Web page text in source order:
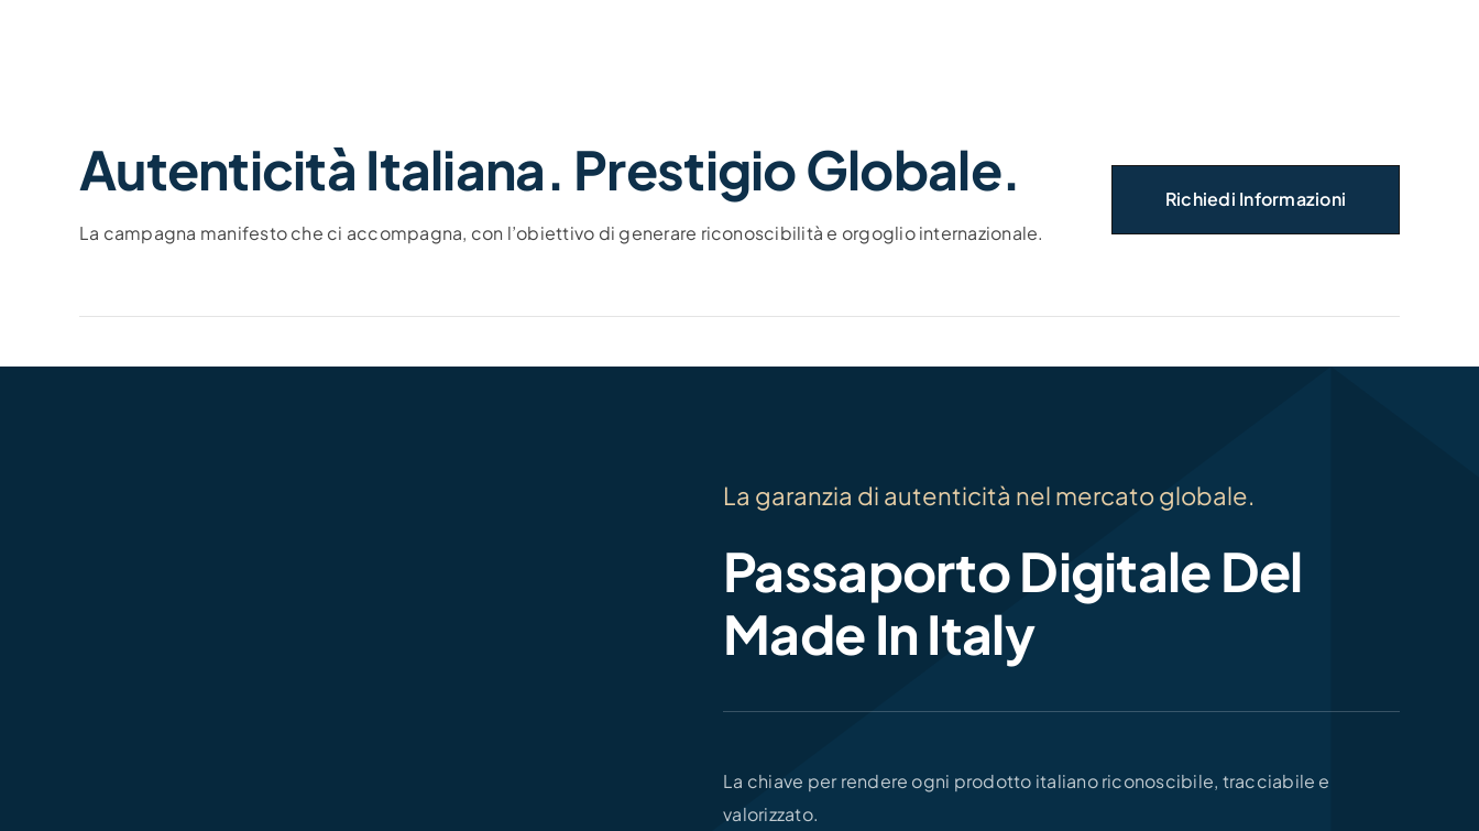
Autenticità Italiana. Prestigio Globale.
La campagna manifesto che ci accompagna, con l’obiettivo di generare riconoscibilità e orgoglio internazionale.
Richiedi Informazioni
La garanzia di autenticità nel mercato globale.
Passaporto Digitale Del
Made In Italy
La chiave per rendere ogni prodotto italiano riconoscibile, tracciabile e
valorizzato.